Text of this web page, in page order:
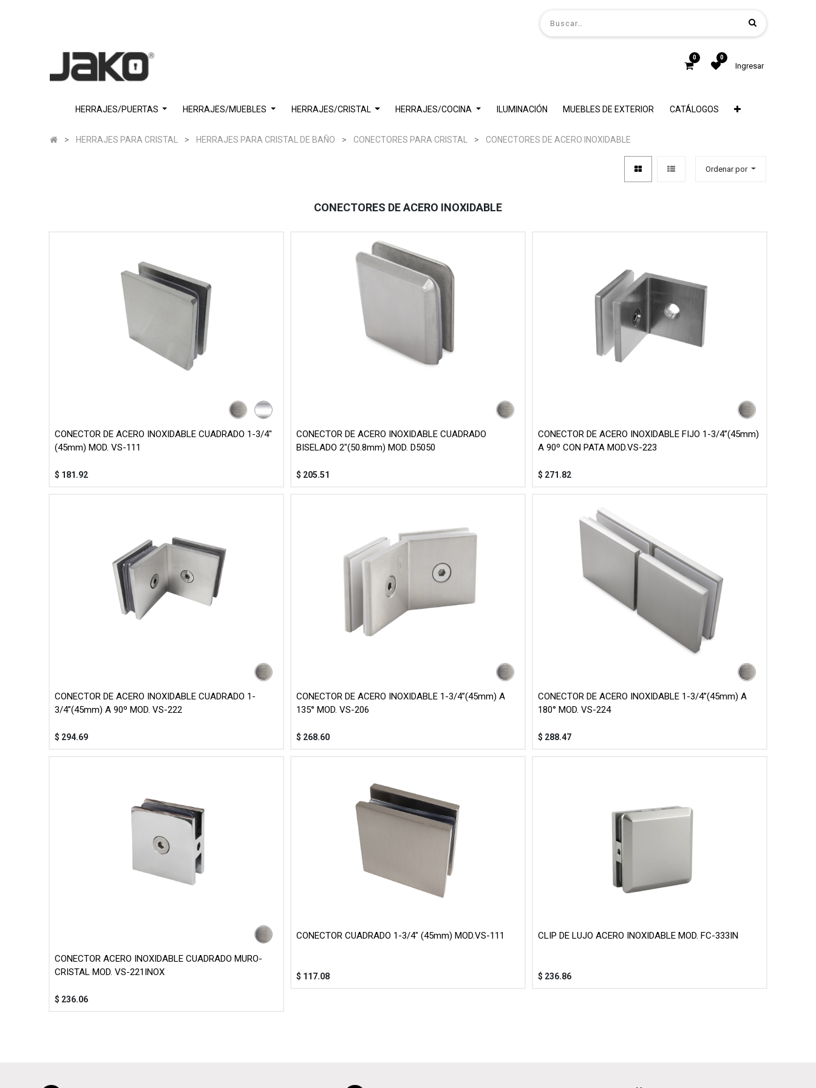
0 0
Ingresar
HERRAJES/PUERTAS HERRAJES/MUEBLES HERRAJES/CRISTAL HERRAJES/COCINA ILUMINACIÓN MUEBLES DE EXTERIOR CATÁLOGOS
HERRAJES PARA CRISTAL HERRAJES PARA CRISTAL DE BAÑO CONECTORES PARA CRISTAL CONECTORES DE ACERO INOXIDABLE
Ordenar por
CONECTORES DE ACERO INOXIDABLE
CONECTOR DE ACERO INOXIDABLE CUADRADO 1-3/4"
(45mm) MOD. VS-111
$ 181.92
CONECTOR DE ACERO INOXIDABLE CUADRADO
BISELADO 2"(50.8mm) MOD. D5050
$ 205.51
CONECTOR DE ACERO INOXIDABLE FIJO 1-3/4”(45mm)
A 90º CON PATA MOD.VS-223
$ 271.82
CONECTOR DE ACERO INOXIDABLE CUADRADO 1-
3/4”(45mm) A 90º MOD. VS-222
$ 294.69
CONECTOR DE ACERO INOXIDABLE 1-3/4”(45mm) A
135° MOD. VS-206
$ 268.60
CONECTOR DE ACERO INOXIDABLE 1-3/4”(45mm) A
180° MOD. VS-224
$ 288.47
CONECTOR ACERO INOXIDABLE CUADRADO MURO-
CRISTAL MOD. VS-221INOX
$ 236.06
CONECTOR CUADRADO 1-3/4" (45mm) MOD.VS-111
$ 117.08
CLIP DE LUJO ACERO INOXIDABLE MOD. FC-333IN
$ 236.86